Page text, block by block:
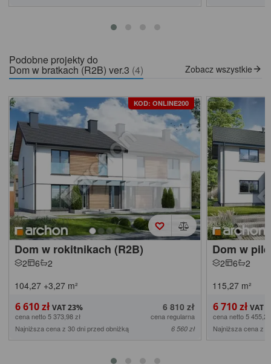
Podobne projekty do
Dom w bratkach (R2B) ver.3 (4) Zobacz wszystkie
KOD: ONLINE200
Dom w rokitnikach (R2B)
2 6
2
104,27 +3,27 m²
6 610 zł 6 810 zł
cena netto 5 373,98 zł
cena regularna
Najniższa cena z 30 dni przed obniżką
6 560 zł
Dom w
2 6
2
115,27 m²
6 710 zł
cena netto 5
Najniższa cena z